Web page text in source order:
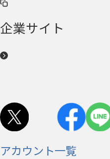
企業サイト
アカウント一覧